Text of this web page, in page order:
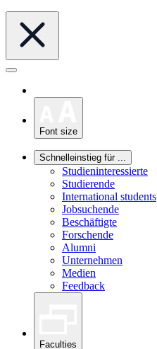
Font size
Schnelleinstieg für ...
Studieninteressierte
Studierende
International students
Jobsuchende
Beschäftigte
Forschende
Alumni
Unternehmen
Medien
Feedback
Faculties